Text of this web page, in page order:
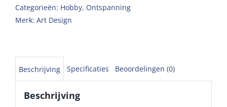
Categorieën: Hobby, Ontspanning
Merk: Art Design
Beschrijving Specificaties Beoordelingen (0)
Beschrijving